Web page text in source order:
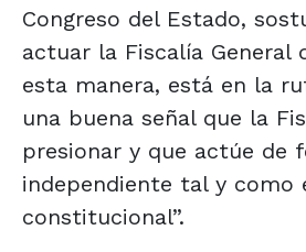
Congreso del Estado,
actuar la Fiscalía General
esta manera, está en la
una buena señal que la
presionar y que actúe de
independiente tal y como
constitucional”.